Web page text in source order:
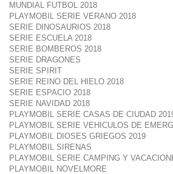
MUNDIAL FUTBOL 2018
PLAYMOBIL SERIE VERANO 2018
SERIE DINOSAURIOS 2018
SERIE ESCUELA 2018
SERIE BOMBEROS 2018
SERIE DRAGONES
SERIE SPIRIT
SERIE REINO DEL HIELO 2018
SERIE ESPACIO 2018
SERIE NAVIDAD 2018
PLAYMOBIL SERIE CASAS DE CIUDAD
PLAYMOBIL SERIE VEHICULOS DE
PLAYMOBIL DIOSES GRIEGOS 2019
PLAYMOBIL SIRENAS
PLAYMOBIL SERIE CAMPING Y
PLAYMOBIL NOVELMORE